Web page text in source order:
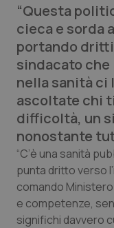
Lettere al
Edizioni
QS Pro
Professionisti
Abruzzo
Basilicata
QS Pro Gold
Artrite &
QS Club
“Questa
cieca e sorda
portando
sindacato che
nella sanità ci
ascoltate chi
difficoltà, un
nonostante
“C’è una sanità
punta dritto verso
comando
e competenze,
significhi davvero